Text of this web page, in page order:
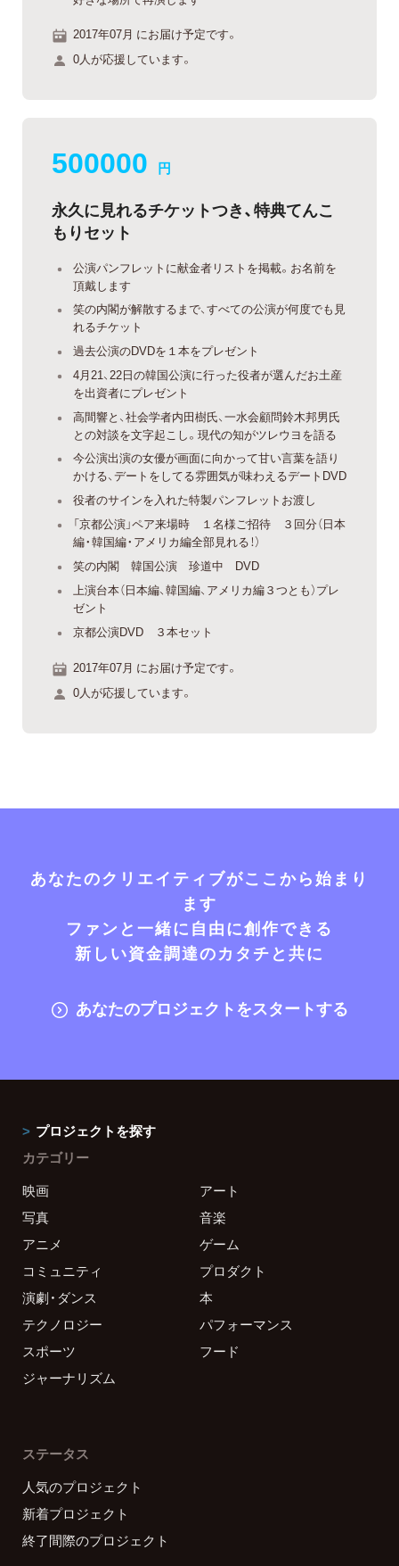
2017年07月 にお届け予定です。
0人が応援しています。
500000 円
永久に見れるチケットつき、特典てんこ
もりセット
公演パンフレットに献金者リストを掲載。お名前を
頂戴します
笑の内閣が解散するまで、すべての公演が何度でも見
れるチケット
過去公演のDVDを１本をプレゼント
4月21、22日の韓国公演に行った役者が選んだお土産
を出資者にプレゼント
高間響と、社会学者内田樹氏、一水会顧問鈴木邦男氏
との対談を文字起こし。現代の知がツレウヨを語る
今公演出演の女優が画面に向かって甘い言葉を語り
かける、デートをしてる雰囲気が味わえるデートDVD
役者のサインを入れた特製パンフレットお渡し
「京都公演」ペア来場時 １名様ご招待 ３回分（日本
編・韓国編・アメリカ編全部見れる！）
笑の内閣 韓国公演 珍道中 DVD
上演台本（日本編、韓国編、アメリカ編３つとも）プレ
ゼント
京都公演DVD ３本セット
2017年07月 にお届け予定です。
0人が応援しています。
あなたのクリエイティブがここから始まり
ます
ファンと一緒に自由に創作できる
新しい資金調達のカタチと共に
あなたのプロジェクトをスタートする
プロジェクトを探す
カテゴリー
映画
アート
写真
音楽
アニメ
ゲーム
コミュニティ
プロダクト
演劇・ダンス
本
テクノロジー
パフォーマンス
スポーツ
フード
ジャーナリズム
ステータス
人気のプロジェクト
新着プロジェクト
終了間際のプロジェクト